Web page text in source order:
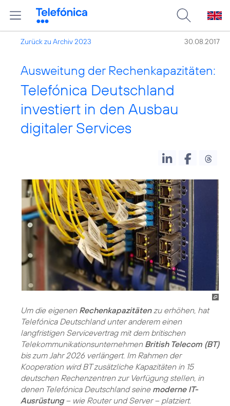
Zurück zu Archiv 2023 30.08.2017
Ausweitung der Rechenkapazitäten:
Telefónica Deutschland
investiert in den Ausbau
digitaler Services
Um die eigenen Rechenkapazitätenzu erhöhen, hat
Telefónica Deutschland unter anderem einen
langfristigen Servicevertrag mit dem britischen
Telekommunikationsunternehmen British Telecom (BT)
bis zum Jahr 2026 verlängert. Im Rahmen der
Kooperation wird BT zusätzliche Kapazitäten in 15
deutschen Rechenzentren zur Verfügung stellen, in
denen Telefónica Deutschland seine moderne IT-
Ausrüstung– wie Router und Server – platziert.